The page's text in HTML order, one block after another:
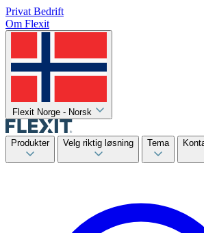
Privat Bedrift
Om Flexit
Flexit Norge - Norsk
Produkter Velg riktig løsning Tema